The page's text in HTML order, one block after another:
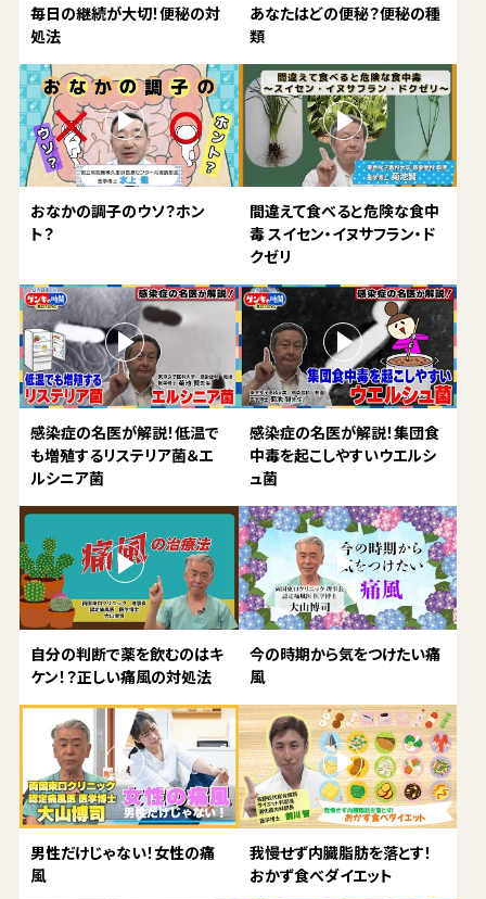
毎日の継続が大切！便秘の対
処法
あなたはどの便秘？便秘の種
類
おなかの調子のウソ？ホン
ト？
間違えて食べると危険な食中
毒 スイセン・イヌサフラン・ド
クゼリ
感染症の名医が解説！低温で
も増殖するリステリア菌＆エ
ルシニア菌
感染症の名医が解説！集団食
中毒を起こしやすいウエルシ
ュ菌
自分の判断で薬を飲むのはキ
ケン！？正しい痛風の対処法
今の時期から気をつけたい痛
風
男性だけじゃない！女性の痛
風
我慢せず内臓脂肪を落とす！
おかず食べダイエット